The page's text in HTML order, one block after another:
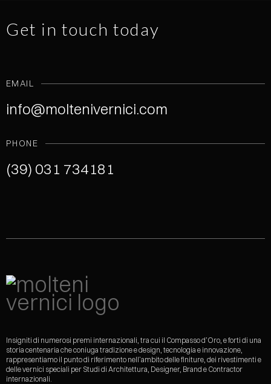
Get in touch today
EMAIL
info@moltenivernici.com
PHONE
(39) 031 734181
Insigniti di numerosi premi internazionali, tra cui il Compasso d’Oro, e forti di una
storia centenaria che coniuga tradizione e design, tecnologia e innovazione,
rappresentiamo il punto di riferimento nell’ambito delle finiture, dei rivestimenti e
delle vernici speciali per Studi di Architettura, Designer, Brand e Contractor
internazionali.